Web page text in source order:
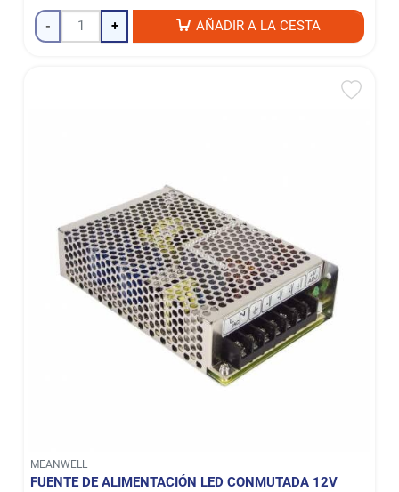
- + AÑADIR A LA CESTA
MEANWELL
FUENTE DE ALIMENTACIÓN LED CONMUTADA 12V